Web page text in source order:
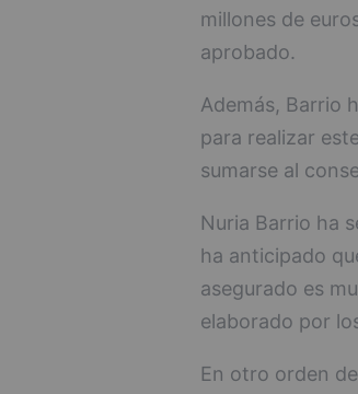
millones de
aprobado.
Además, Barrio
para realizar
sumarse al
Nuria Barrio ha
ha anticipado
asegurado es
elaborado por
En otro orden